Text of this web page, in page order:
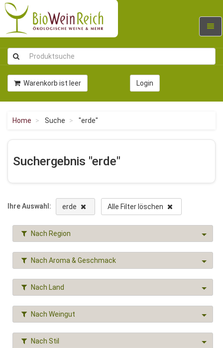
Warenkorb ist leer Login
Home Suche "erde"
Suchergebnis "erde"
Ihre Auswahl: erde Alle Filter löschen
Nach Region
Nach Aroma & Geschmack
Nach Land
Nach Weingut
Nach Stil